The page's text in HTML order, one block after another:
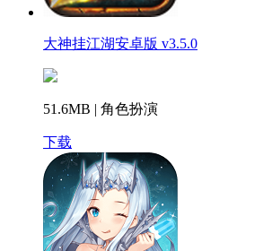
大神挂江湖安卓版 v3.5.0
51.6MB | 角色扮演
下载